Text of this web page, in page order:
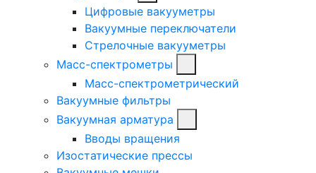
Цифровые вакууметры
Вакуумные переключатели
Стрелочные вакууметры
Масс-спектрометры
Масс-спектрометрический
Вакуумные фильтры
Вакуумная арматура
Вводы вращения
Изостатические прессы